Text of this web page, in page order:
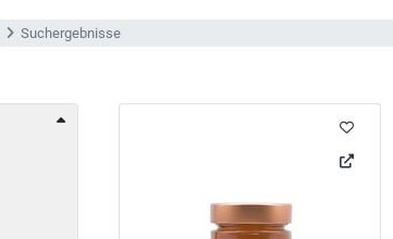
Suchergebnisse